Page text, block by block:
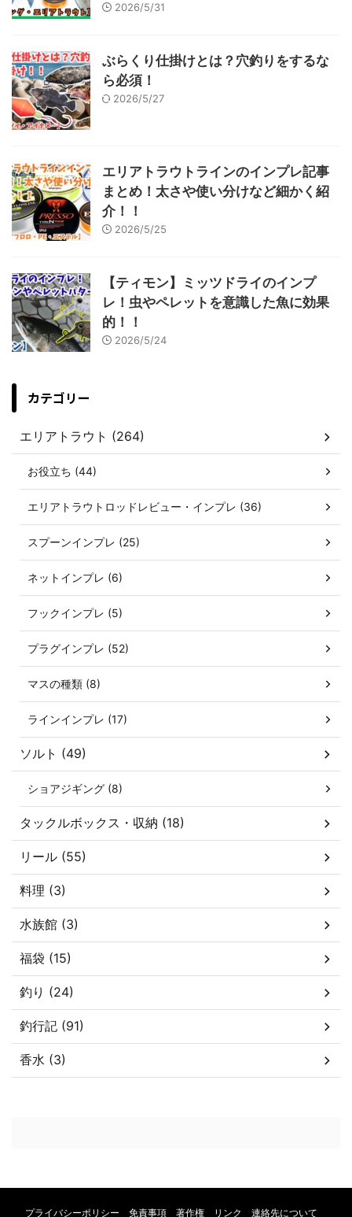
2026/5/31
ぶらくり仕掛けとは？穴釣りをするな
ら必須！
2026/5/27
エリアトラウトラインのインプレ記事
まとめ！太さや使い分けなど細かく紹
介！！
2026/5/25
【ティモン】ミッツドライのインプ
レ！虫やペレットを意識した魚に効果
的！！
2026/5/24
カテゴリー
エリアトラウト (264)
お役立ち (44)
エリアトラウトロッドレビュー・インプレ (36)
スプーンインプレ (25)
ネットインプレ (6)
フックインプレ (5)
プラグインプレ (52)
マスの種類 (8)
ラインインプレ (17)
ソルト (49)
ショアジギング (8)
タックルボックス・収納 (18)
リール (55)
料理 (3)
水族館 (3)
福袋 (15)
釣り (24)
釣行記 (91)
香水 (3)
プライバシーポリシー 免責事項 著作権 リンク 連絡先について